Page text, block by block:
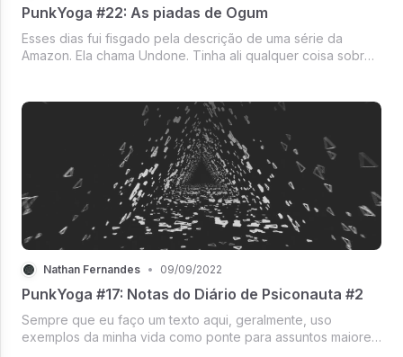
PunkYoga #22: As piadas de Ogum
Esses dias fui fisgado pela descrição de uma série da
Amazon. Ela chama Undone. Tinha ali qualquer coisa sobre
Nathan Fernandes • 09/09/2022
PunkYoga #17: Notas do Diário de Psiconauta #2
Sempre que eu faço um texto aqui, geralmente, uso
exemplos da minha vida como ponte para assuntos maiores,